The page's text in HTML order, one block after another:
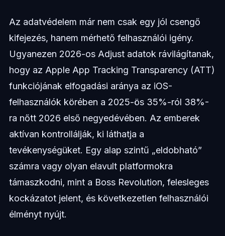
Az adatvédelem már nem csak egy jól csengő
kifejezés, hanem mérhető felhasználói igény.
Ugyanezen 2026-os Adjust adatok rávilágítanak,
hogy az Apple App Tracking Transparency (ATT)
funkciójának elfogadási aránya az iOS-
felhasználók körében a 2025-ös 35%-ról 38%-
ra nőtt 2026 első negyedévében. Az emberek
aktívan kontrollálják, ki láthatja a
tevékenységüket. Egy alap szintű „eldobható”
számra vagy olyan elavult platformokra
támaszkodni, mint a Boss Revolution, felesleges
kockázatot jelent, és következetlen felhasználói
élményt nyújt.